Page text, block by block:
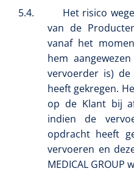
5.4.
Het risico
van de
vanaf het
hem
vervoerder is)
heeft gekregen.
op de Klant bij
indien de
opdracht heeft
vervoeren en
MEDICAL GROUP